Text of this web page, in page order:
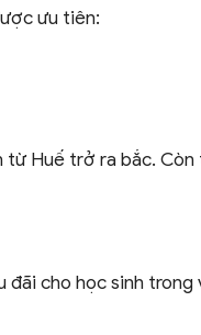
ưu tiên:
từ Huế trở ra bắc.
đãi cho học sinh trong